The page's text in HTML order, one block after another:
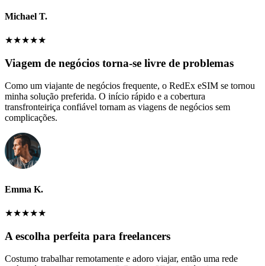
Michael T.
★★★★★
Viagem de negócios torna-se livre de problemas
Como um viajante de negócios frequente, o RedEx eSIM se tornou
minha solução preferida. O início rápido e a cobertura
transfronteiriça confiável tornam as viagens de negócios sem
complicações.
Emma K.
★★★★★
A escolha perfeita para freelancers
Costumo trabalhar remotamente e adoro viajar, então uma rede